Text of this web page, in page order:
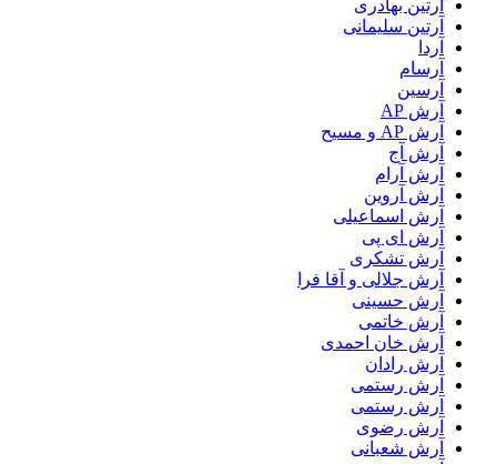
آرتین بهادری
آرتین سلیمانی
آردا
آرسام
آرسین
آرش AP
آرش AP و مسیح
آرش آج
آرش آرام
آرش آروین
آرش اسماعیلی
آرش ای پی
آرش تشکری
آرش جلالی و آقا فرا
آرش حسینی
آرش خاتمی
آرش خان احمدی
آرش رادان
آرش رستمى
آرش رستمی
آرش رضوی
آرش شعبانی